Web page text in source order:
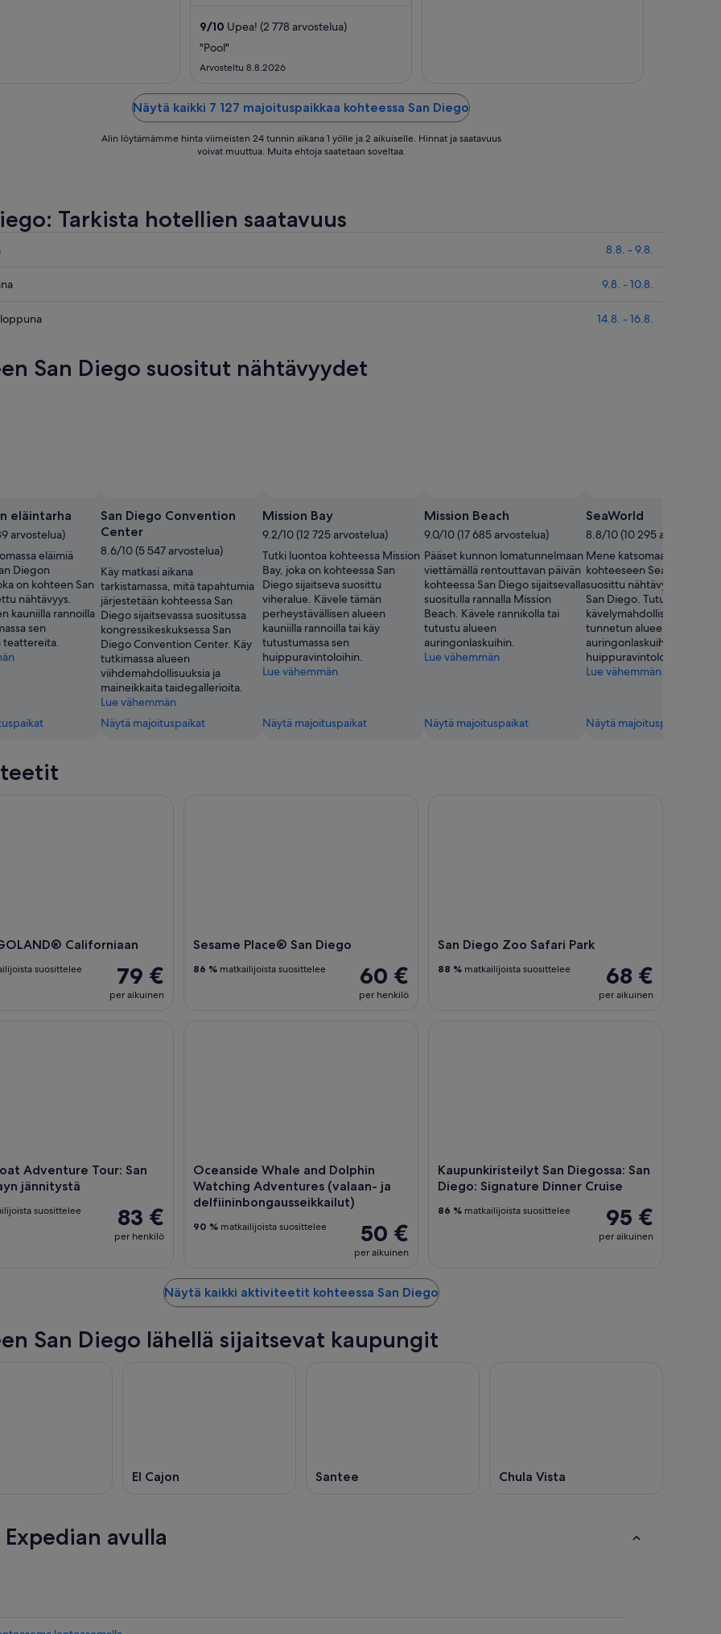
9/10 Upea! (2 778 arvostelua)
"Pool"
Arvosteltu 8.8.2026
Näytä kaikki 7 127 majoituspaikkaa kohteessa San Diego
Alin löytämämme hinta viimeisten 24 tunnin aikana 1 yölle ja 2 aikuiselle. Hinnat ja saatavuus
voivat muuttua. Muita ehtoja saatetaan soveltaa.
Tarkista hotellien saatavuus
8.8. - 9.8.
9.8. - 10.8.
14.8. - 16.8.
San Diego suositut nähtävyydet
eläintarha
arvostelua)
eläimiä
Diegon
on kohteen San
nähtävyys.
kauniilla rannoilla
sen
teattereita.
San Diego Convention
Center
8.6/10 (5 547 arvostelua)
Käy matkasi aikana
tarkistamassa, mitä tapahtumia
järjestetään kohteessa San
Diego sijaitsevassa suositussa
kongressikeskuksessa San
Diego Convention Center. Käy
tutkimassa alueen
viihdemahdollisuuksia ja
maineikkaita taidegallerioita.
Lue vähemmän
Näytä majoituspaikat
Mission Bay
9.2/10 (12 725 arvostelua)
Tutki luontoa kohteessa Mission
Bay, joka on kohteessa San
Diego sijaitseva suosittu
viheralue. Kävele tämän
perheystävällisen alueen
kauniilla rannoilla tai käy
tutustumassa sen
huippuravintoloihin.
Lue vähemmän
Näytä majoituspaikat
Mission Beach
9.0/10 (17 685 arvostelua)
Pääset kunnon lomatunnelmaan
viettämällä rentouttavan päivän
kohteessa San Diego sijaitsevalla
suositulla rannalla Mission
Beach. Kävele rannikolla tai
tutustu alueen
auringonlaskuihin.
Lue vähemmän
Näytä majoituspaikat
SeaWorld
8.8/10 (10 295 arvostelua)
Mene katsomaan
kohteeseen SeaWorld,
suosittu nähtävyys
San Diego. Tutustu tämän
kävelymahdollisuuksistaan
tunnetun alueen kauniisiin
auringonlaskuihin ja
huippuravintoloihin.
Lue vähemmän
Näytä majoituspaikat
Californiaan
79 €
per aikuinen
suosittelee
Sesame Place® San Diego
60 €
per henkilö
86 % matkailijoista suosittelee
San Diego Zoo Safari Park
68 €
per aikuinen
88 % matkailijoista suosittelee
Adventure Tour: San
jännitystä
83 €
per henkilö
suosittelee
Oceanside Whale and Dolphin
Watching Adventures (valaan- ja
delfiininbongausseikkailut)
50 €
per aikuinen
90 % matkailijoista suosittelee
Kaupunkiristeilyt San Diegossa: San
Diego: Signature Dinner Cruise
95 €
per aikuinen
86 % matkailijoista suosittelee
Näytä kaikki aktiviteetit kohteessa San Diego
San Diego lähellä sijaitsevat kaupungit
El Cajon Santee Chula Vista
avulla